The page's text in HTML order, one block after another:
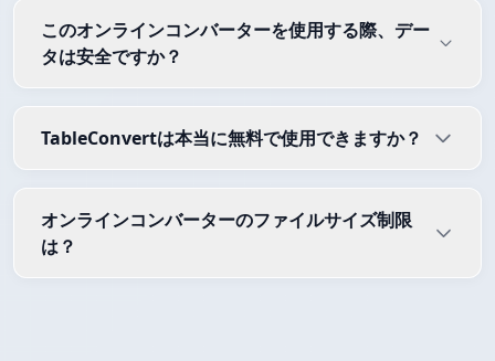
このオンラインコンバーターを使用する際、デー
タは安全ですか？
TableConvertは本当に無料で使用できますか？
オンラインコンバーターのファイルサイズ制限
は？